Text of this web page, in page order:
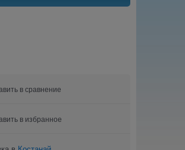
в сравнение
в избранное